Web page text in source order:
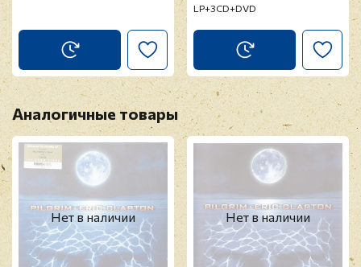
LP+3CD+DVD
Аналогичные товары
Нет в наличии Нет в наличии